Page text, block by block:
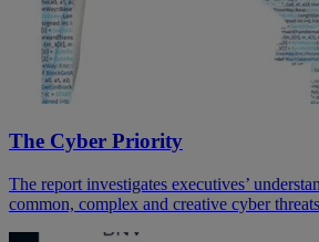
The Cyber Priority
The report investigates executives’
common, complex and creative cyber